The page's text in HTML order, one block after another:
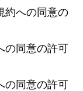
約への同意の
の同意の許可
の同意の許可